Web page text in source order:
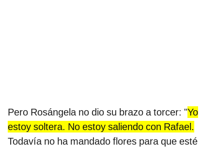
Pero Rosángela no dio su brazo a torcer: "Yo
estoy soltera. No estoy saliendo con Rafael.
Todavía no ha mandado flores para que esté